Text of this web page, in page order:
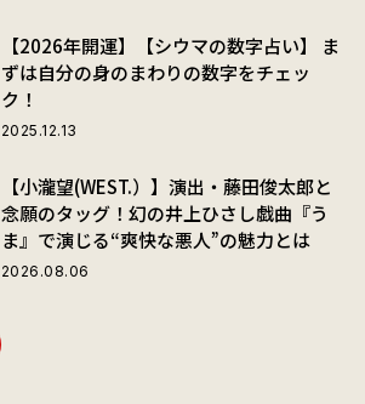
【2026年開運】【シウマの数字占い】 ま
ずは自分の身のまわりの数字をチェッ
ク！
2025.12.13
【小瀧望(WEST.）】演出・藤田俊太郎と
念願のタッグ！幻の井上ひさし戯曲『う
ま』で演じる“爽快な悪人”の魅力とは
2026.08.06